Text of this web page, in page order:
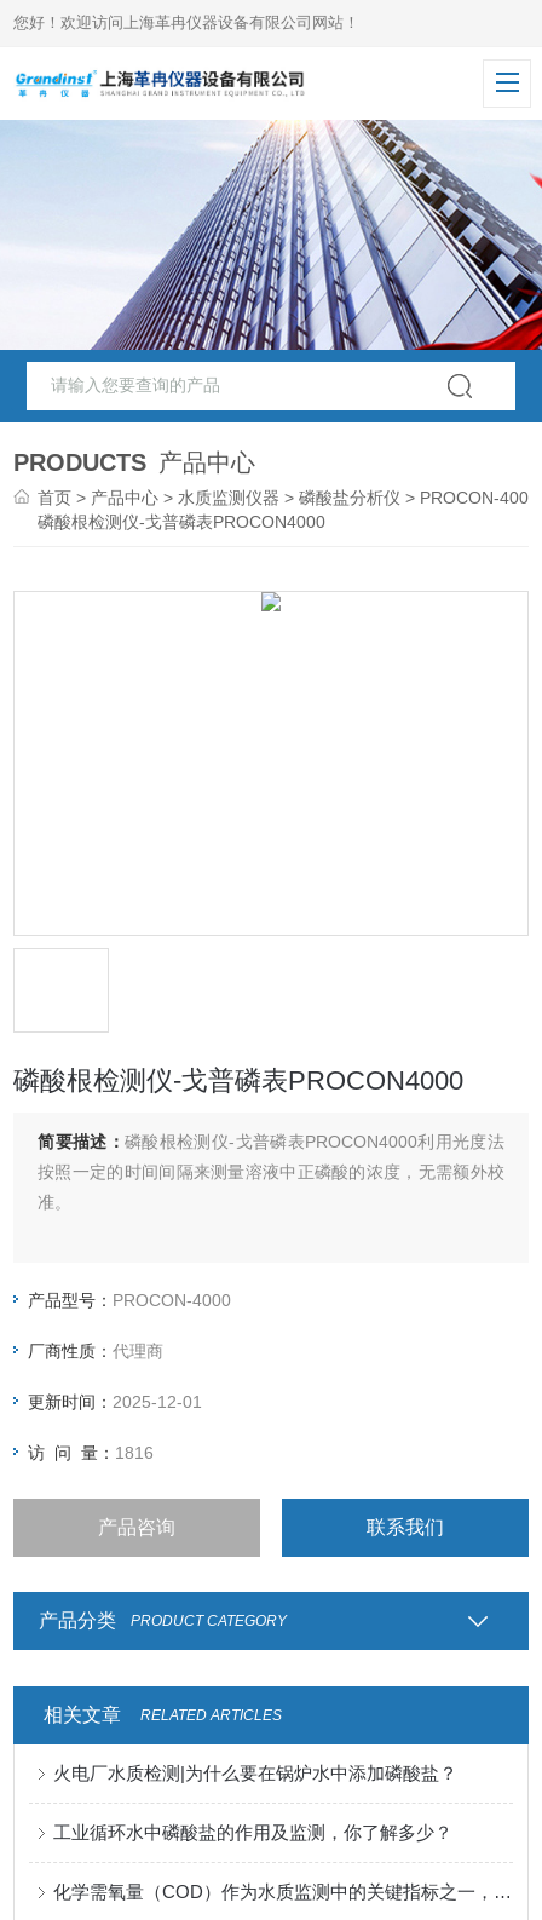
您好！欢迎访问上海革冉仪器设备有限公司网站！
PRODUCTS 产品中心
首页 > 产品中心 > 水质监测仪器 >磷酸盐分析仪 > PROCON-4000
磷酸根检测仪-戈普磷表PROCON4000
磷酸根检测仪-戈普磷表PROCON4000
简要描述：磷酸根检测仪-戈普磷表PROCON4000利用光度法
按照一定的时间间隔来测量溶液中正磷酸的浓度，无需额外校
准。
产品型号： PROCON-4000
厂商性质：代理商
更新时间： 2025-12-01
访 问 量： 1816
产品咨询 联系我们
产品分类 PRODUCT CATEGORY
相关文章 RELATED ARTICLES
火电厂水质检测|为什么要在锅炉水中添加磷酸盐？
工业循环水中磷酸盐的作用及监测，你了解多少？
化学需氧量（COD）作为水质监测中的关键指标之一，你了解吗？